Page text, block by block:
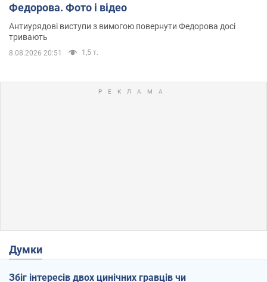
Федорова. Фото і відео
Антиурядові виступи з вимогою повернути Федорова досі
тривають
8.08.2026 20:51 1,5 т.
Думки
Збіг інтересів двох цинічних гравців чи